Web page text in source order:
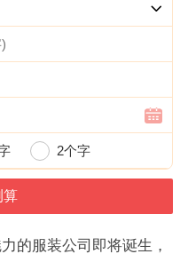
2个字
的服装公司即将诞生，